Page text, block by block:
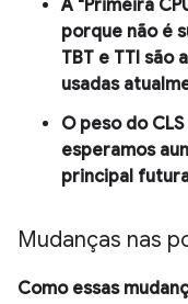
A "Primeira
porque não é
TBT e TTI são
usadas
O peso do
esperamos
principal
Mudanças nas
Como essas